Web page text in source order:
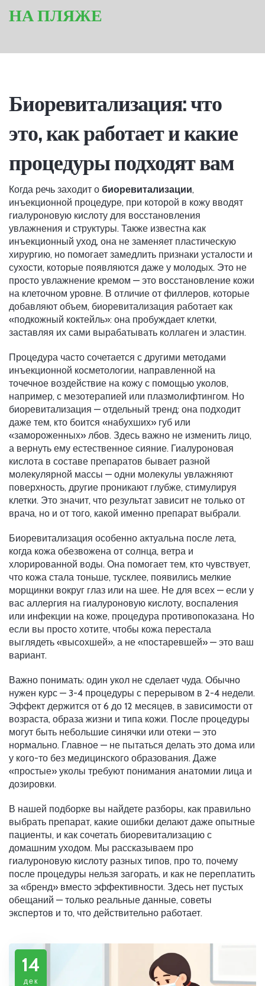
НА ПЛЯЖЕ
Биоревитализация: что
это, как работает и какие
процедуры подходят вам
Когда речь заходит о биоревитализации,
инъекционной процедуре, при которой в кожу вводят
гиалуроновую кислоту для восстановления
увлажнения и структуры. Также известна как
инъекционный уход, она не заменяет пластическую
хирургию, но помогает замедлить признаки усталости и
сухости, которые появляются даже у молодых. Это не
просто увлажнение кремом — это восстановление кожи
на клеточном уровне. В отличие от филлеров, которые
добавляют объем, биоревитализация работает как
«подкожный коктейль»: она пробуждает клетки,
заставляя их сами вырабатывать коллаген и эластин.
Процедура часто сочетается с другими методами
инъекционной косметологии, направленной на
точечное воздействие на кожу с помощью уколов,
например, с мезотерапией или плазмолифтингом. Но
биоревитализация — отдельный тренд: она подходит
даже тем, кто боится «набухших» губ или
«замороженных» лбов. Здесь важно не изменить лицо,
а вернуть ему естественное сияние. Гиалуроновая
кислота в составе препаратов бывает разной
молекулярной массы — одни молекулы увлажняют
поверхность, другие проникают глубже, стимулируя
клетки. Это значит, что результат зависит не только от
врача, но и от того, какой именно препарат выбрали.
Биоревитализация особенно актуальна после лета,
когда кожа обезвожена от солнца, ветра и
хлорированной воды. Она помогает тем, кто чувствует,
что кожа стала тоньше, тусклее, появились мелкие
морщинки вокруг глаз или на шее. Не для всех — если у
вас аллергия на гиалуроновую кислоту, воспаления
или инфекции на коже, процедура противопоказана. Но
если вы просто хотите, чтобы кожа перестала
выглядеть «высохшей», а не «постаревшей» — это ваш
вариант.
Важно понимать: один укол не сделает чуда. Обычно
нужен курс — 3-4 процедуры с перерывом в 2-4 недели.
Эффект держится от 6 до 12 месяцев, в зависимости от
возраста, образа жизни и типа кожи. После процедуры
могут быть небольшие синячки или отеки — это
нормально. Главное — не пытаться делать это дома или
у кого-то без медицинского образования. Даже
«простые» уколы требуют понимания анатомии лица и
дозировки.
В нашей подборке вы найдете разборы, как правильно
выбрать препарат, какие ошибки делают даже опытные
пациенты, и как сочетать биоревитализацию с
домашним уходом. Мы рассказываем про
гиалуроновую кислоту разных типов, про то, почему
после процедуры нельзя загорать, и как не переплатить
за «бренд» вместо эффективности. Здесь нет пустых
обещаний — только реальные данные, советы
экспертов и то, что действительно работает.
14
дек